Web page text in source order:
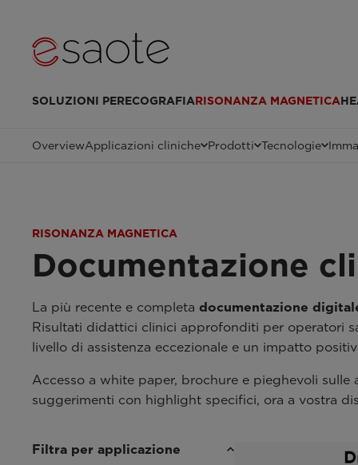
SOLUZIONI PERECOGRAFIARISONANZA MAGNETICA
OverviewApplicazioni cliniche Prodotti Tecnologie
RISONANZA MAGNETICA
Documentazione
La più recente e completa documentazione
Risultati didattici clinici approfonditi per operatori
livello di assistenza eccezionale e un impatto
Accesso a white paper, brochure e pieghevoli
suggerimenti con highlight specifici, ora a vostra
Filtra per applicazione